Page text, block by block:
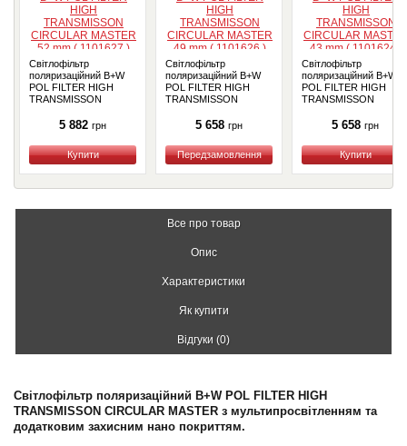
Світлофільтр
поляризаційний B+W
POL FILTER HIGH
TRANSMISSON
52 mm ( 1101627 )
5 882 грн
Купити
Світлофільтр
поляризаційний B+W
POL FILTER HIGH
TRANSMISSON
49 mm ( 1101626 )
5 658 грн
Купити
Світлофільтр
поляризаційний B+W
POL FILTER HIGH
TRANSMISSON
43 mm ( 1101624 )
5 658 грн
Купити
Все про товар
Опис
Характеристики
Як купити
Відгуки (0)
Світлофільтр поляризаційний B+W POL FILTER HIGH
TRANSMISSON CIRCULAR MASTER з мультипросвітленням та
додатковим захисним нано покриттям.